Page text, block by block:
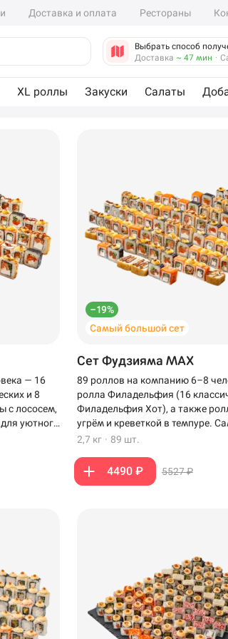
Доставка и оплата Рестораны
Выбрать способ
Доставка ~ 47 мин ·
XL роллы Закуски Салаты
— 16
и 8
с лососем,
уютного
–19%
Самый большой сет
Сет Фудзияма MAX
89 роллов на компанию 6–8
ролла Филадельфия (16
Филадельфия Хот), а также
угрём и креветкой в темпуре.
сет для компании, когда
2,7 кг · 89 шт.
4490 ₽ 5527 ₽